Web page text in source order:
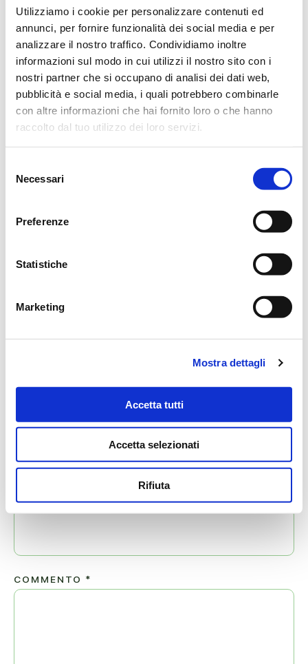
Utilizziamo i cookie per personalizzare contenuti ed
annunci, per fornire funzionalità dei social media e per
analizzare il nostro traffico. Condividiamo inoltre
informazioni sul modo in cui utilizzi il nostro sito con i
nostri partner che si occupano di analisi dei dati web,
pubblicità e social media, i quali potrebbero combinarle
con altre informazioni che hai fornito loro o che hanno
raccolto dal tuo utilizzo dei loro servizi.
delNecessari
Preferenze
Statistiche
Marketing
Mostra dettagli
Accetta tutti
Accetta selezionati
Rifiuta
crematoria.
Reggio Emilia, 2 Maggio 2025
CONDIVIDI
Mohamed Saber 05/05/2025 alle 14:14
Lascia ora un messaggio di vicinanza alla famiglia di RENATO
Il tuo indirizzo email non sarà pubblicato.
COMMENTO *
EMAIL